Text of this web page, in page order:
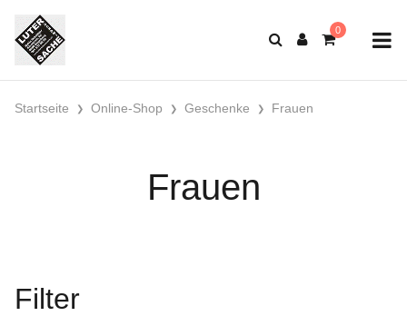
Startseite Online-Shop Geschenke Frauen
Frauen
Filter